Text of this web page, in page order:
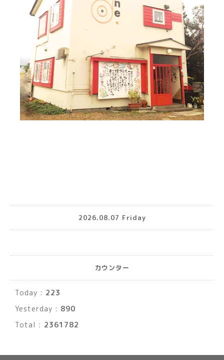
2026.08.07 Friday
カウンター
Today : 223
Yesterday : 890
Total : 2361782